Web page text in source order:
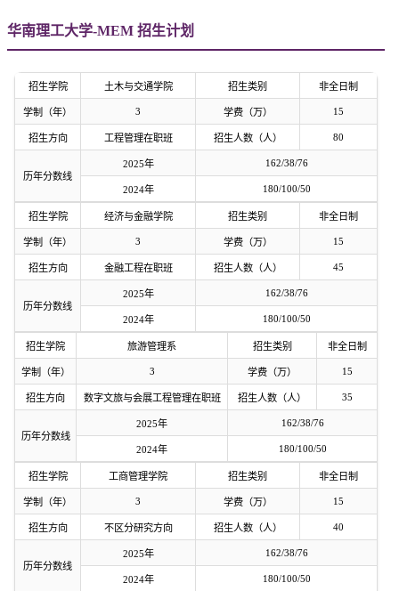
华南理工大学-MEM 招生计划
招生学院 土木与交通学院 招生类别 非全日制
学制（年） 3 学费（万） 15
招生方向 工程管理在职班 招生人数（人） 80
历年分数线
2025年 162/38/76
2024年 180/100/50
招生学院 经济与金融学院 招生类别 非全日制
学制（年） 3 学费（万） 15
招生方向 金融工程在职班 招生人数（人） 45
历年分数线
2025年 162/38/76
2024年 180/100/50
招生学院 旅游管理系 招生类别 非全日制
学制（年） 3 学费（万） 15
招生方向 数字文旅与会展工程管理在职班 招生人数（人） 35
历年分数线
2025年 162/38/76
2024年 180/100/50
招生学院 工商管理学院 招生类别 非全日制
学制（年） 3 学费（万） 15
招生方向 不区分研究方向 招生人数（人） 40
历年分数线
2025年 162/38/76
2024年 180/100/50